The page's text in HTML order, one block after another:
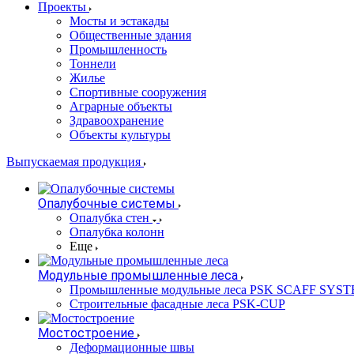
Проекты
Мосты и эстакады
Общественные здания
Промышленность
Тоннели
Жилье
Спортивные сооружения
Аграрные объекты
Здравоохранение
Объекты культуры
Выпускаемая продукция
Опалубочные системы
Опалубка стен
Опалубка колонн
Еще
Модульные промышленные леса
Промышленные модульные леса PSK SCAFF
Строительные фасадные леса PSK-CUP
Мостостроение
Деформационные швы